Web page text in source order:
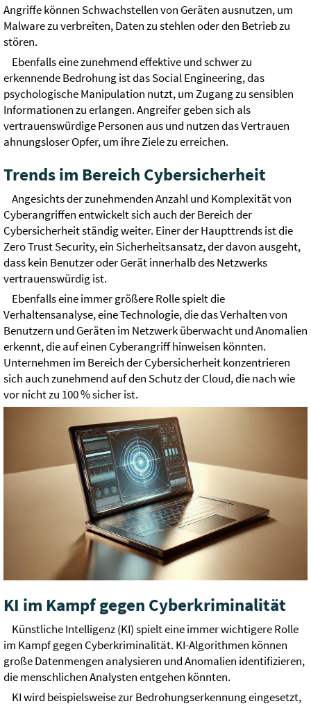
Angriffe können Schwachstellen von Geräten ausnutzen, um
Malware zu verbreiten, Daten zu stehlen oder den Betrieb zu
stören.
Ebenfalls eine zunehmend effektive und schwer zu
erkennende Bedrohung ist das Social Engineering, das
psychologische Manipulation nutzt, um Zugang zu sensiblen
Informationen zu erlangen. Angreifer geben sich als
vertrauenswürdige Personen aus und nutzen das Vertrauen
ahnungsloser Opfer, um ihre Ziele zu erreichen.
Trends im Bereich Cybersicherheit
Angesichts der zunehmenden Anzahl und Komplexität von
Cyberangriffen entwickelt sich auch der Bereich der
Cybersicherheit ständig weiter. Einer der Haupttrends ist die
Zero Trust Security, ein Sicherheitsansatz, der davon ausgeht,
dass kein Benutzer oder Gerät innerhalb des Netzwerks
vertrauenswürdig ist.
Ebenfalls eine immer größere Rolle spielt die
Verhaltensanalyse, eine Technologie, die das Verhalten von
Benutzern und Geräten im Netzwerk überwacht und Anomalien
erkennt, die auf einen Cyberangriff hinweisen könnten.
Unternehmen im Bereich der Cybersicherheit konzentrieren
sich auch zunehmend auf den Schutz der Cloud, die nach wie
vor nicht zu 100 % sicher ist.
KI im Kampf gegen Cyberkriminalität
Künstliche Intelligenz (KI) spielt eine immer wichtigere Rolle
im Kampf gegen Cyberkriminalität. KI-Algorithmen können
große Datenmengen analysieren und Anomalien identifizieren,
die menschlichen Analysten entgehen könnten.
KI wird beispielsweise zur Bedrohungserkennung eingesetzt,